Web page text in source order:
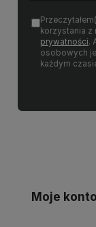
korzystania z
prywatności.
osobowych
każdym
Moje konto